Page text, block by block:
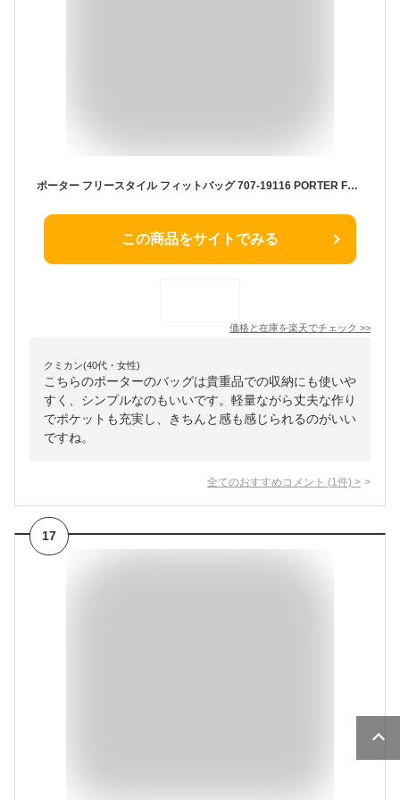
ポーター フリースタイル フィットバッグ 707-19116 PORTER FREE STYLE FIT BAG
この商品をサイトでみる
価格と在庫を楽天でチェック >>
クミカン(40代・女性)
こちらのポーターのバッグは貴重品での収納にも使いや
すく、シンプルなのもいいです。軽量ながら丈夫な作り
でポケットも充実し、きちんと感も感じられるのがいい
ですね。
全てのおすすめコメント (1 件) >
17